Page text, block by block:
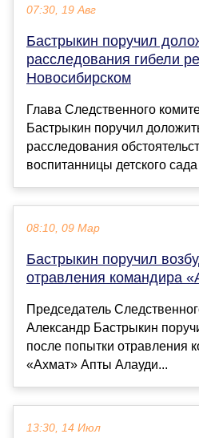
07:30, 19 Авг
Бастрыкин поручил
расследования гибели
Новосибирском
Глава Следственного
Бастрыкин поручил
расследования
воспитанницы детского
08:10, 09 Мар
Бастрыкин поручил
отравления командира
Председатель
Александр Бастрыкин
после попытки отравления
«Ахмат» Апты Алауди...
13:30, 14 Июл